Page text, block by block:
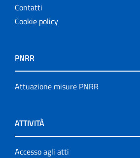
Contatti
Cookie policy
PNRR
Attuazione misure PNRR
ATTIVITÀ
Accesso agli atti